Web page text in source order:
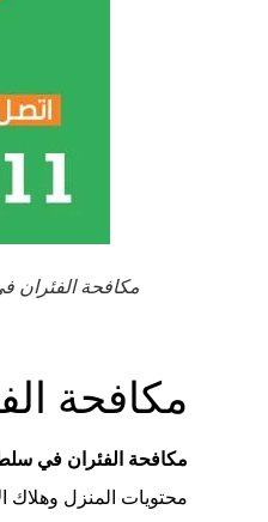
مكافحة الفئران
مكافحة
مكافحة الفئران في
محتويات المنزل وهلاك